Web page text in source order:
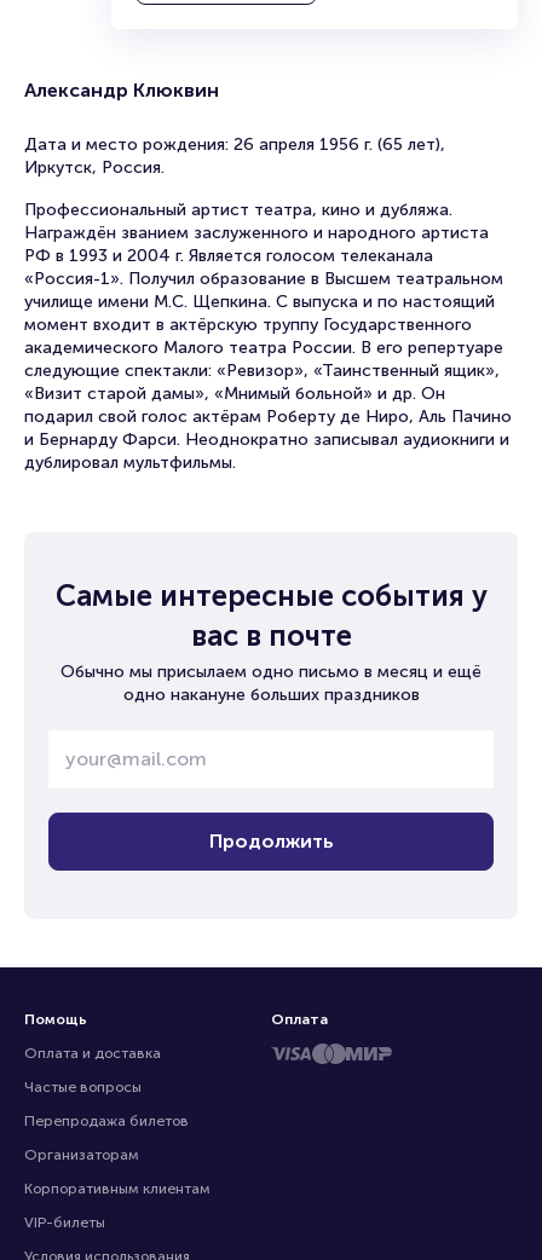
Александр Клюквин
Дата и место рождения: 26 апреля 1956 г. (65 лет),
Иркутск, Россия.
Профессиональный артист театра, кино и дубляжа.
Награждён званием заслуженного и народного артиста
РФ в 1993 и 2004 г. Является голосом телеканала
«Россия-1». Получил образование в Высшем театральном
училище имени М.С. Щепкина. С выпуска и по настоящий
момент входит в актёрскую труппу Государственного
академического Малого театра России. В его репертуаре
следующие спектакли: «Ревизор», «Таинственный ящик»,
«Визит старой дамы», «Мнимый больной» и др. Он
подарил свой голос актёрам Роберту де Ниро, Аль Пачино
и Бернарду Фарси. Неоднократно записывал аудиокниги и
дублировал мультфильмы.
Самые интересные события у
вас в почте
Обычно мы присылаем одно письмо в месяц и ещё
одно накануне больших праздников
Продолжить
Помощь
Оплата и доставка
Частые вопросы
Перепродажа билетов
Организаторам
Корпоративным клиентам
VIP-билеты
Условия использования
Оплата